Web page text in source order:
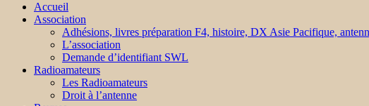
Accueil
Association
Adhésions, livres préparation F4, histoire, DX Asie Pacifique,
L’association
Demande d’identifiant SWL
Radioamateurs
Les Radioamateurs
Droit à l’antenne